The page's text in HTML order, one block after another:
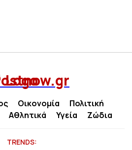
Οικονομία
Πολιτική
Αθλητικά Υγεία Ζώδια
TRENDS: